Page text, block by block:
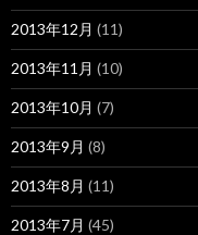
2013年12月 (11)
2013年11月 (10)
2013年10月 (7)
2013年9月 (8)
2013年8月 (11)
2013年7月 (45)